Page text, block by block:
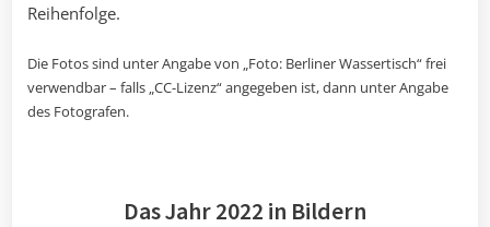
Reihenfolge.
Die Fotos sind unter Angabe von „Foto: Berliner Wassertisch“ frei
verwendbar – falls „CC-Lizenz“ angegeben ist, dann unter Angabe
des Fotografen.
Das Jahr 2022 in Bildern